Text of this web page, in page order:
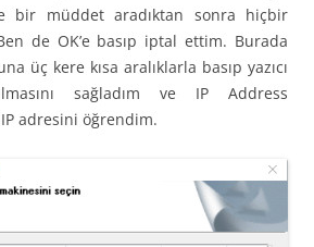
bir müddet aradıktan sonra hiçbir
de OK’e basıp iptal ettim. Burada
üç kere kısa aralıklarla basıp yazıcı
sağladım ve IP Address
IP adresini öğrendim.